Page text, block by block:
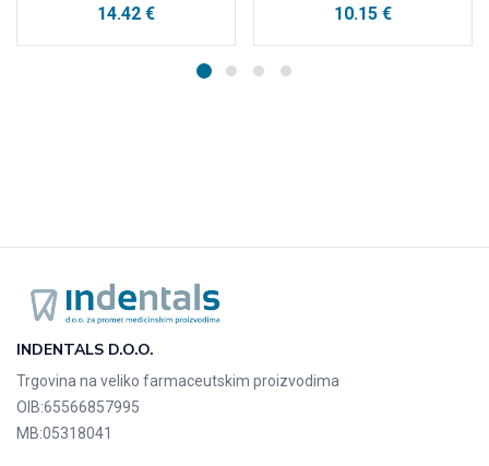
14.42 € 10.15 €
INDENTALS D.O.O.
Trgovina na veliko farmaceutskim proizvodima
OIB:65566857995
MB:05318041